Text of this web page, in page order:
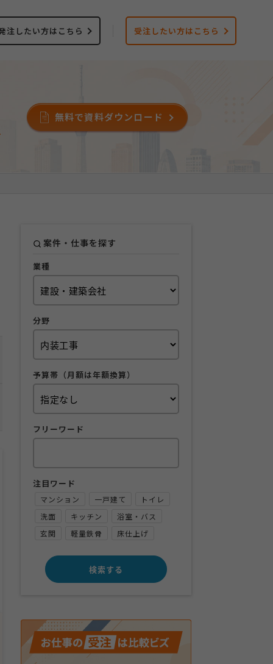
注したい方はこちら 受注したい方はこちら
無料で資料ダウンロード
案件・仕事を探す
業種
分野
予算帯（月額は年額換算）
フリーワード
注目ワード
マンション 一戸建て
トイレ
洗面
キッチン
浴室・バス
玄関
軽量鉄骨 床仕上げ